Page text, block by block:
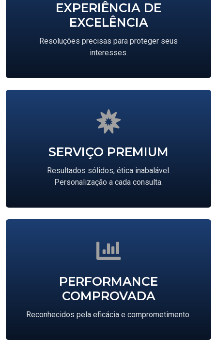
EXPERIÊNCIA DE
EXCELÊNCIA
Resoluções precisas para proteger seus
interesses.
SERVIÇO PREMIUM
Resultados sólidos, ética inabalável.
Personalização a cada consulta.
PERFORMANCE
COMPROVADA
Reconhecidos pela eficácia e comprometimento.